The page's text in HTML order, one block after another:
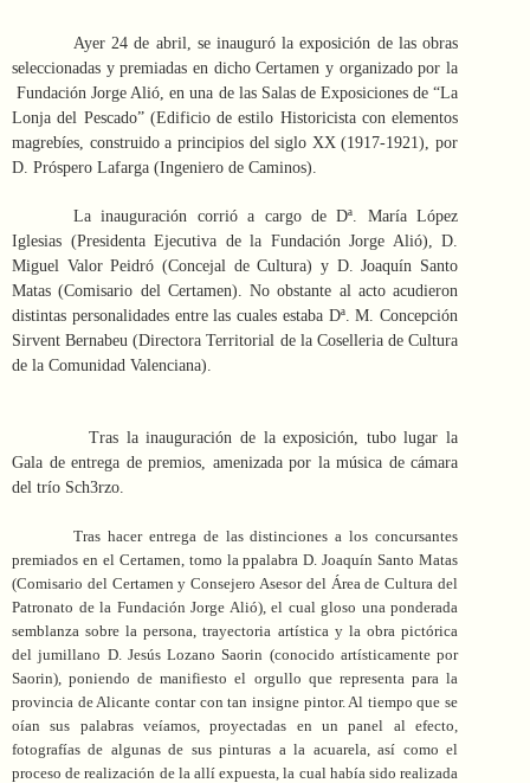
Ayer 24 de abril, se inauguró la exposición de las obras
seleccionadas y premiadas en dicho Certamen y organizado por la
Fundación Jorge Alió, en una de las Salas de Exposiciones de “La
Lonja del Pescado” (Edificio de estilo Historicista con elementos
magrebíes, construido a principios del siglo XX (1917-1921), por
D. Próspero Lafarga (Ingeniero de Caminos).
La inauguración corrió a cargo de Dª. María López
Iglesias (Presidenta Ejecutiva de la Fundación Jorge Alió), D.
Miguel Valor Peidró (Concejal de Cultura) y D. Joaquín Santo
Matas (Comisario del Certamen). No obstante al acto acudieron
distintas personalidades entre las cuales estaba Dª. M. Concepción
Sirvent Bernabeu (Directora Territorial de la Coselleria de Cultura
de la Comunidad Valenciana).
Tras la inauguración de la exposición, tubo lugar la
Gala de entrega de premios, amenizada por la música de cámara
del trío Sch3rzo.
Tras hacer entrega de las distinciones a los concursantes
premiados en el Certamen, tomo la ppalabra D. Joaquín Santo Matas
(Comisario del Certamen y Consejero Asesor del Área de Cultura del
Patronato de la Fundación Jorge Alió), el cual gloso una ponderada
semblanza sobre la persona, trayectoria artística y la obra pictórica
del jumillano D. Jesús Lozano Saorin (conocido artísticamente por
Saorin), poniendo de manifiesto el orgullo que representa para la
provincia de Alicante contar con tan insigne pintor. Al tiempo que se
oían sus palabras veíamos, proyectadas en un panel al efecto,
fotografías de algunas de sus pinturas a la acuarela, así como el
proceso de realización de la allí expuesta, la cual había sido realizada